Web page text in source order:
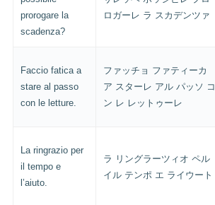
prorogare la
scadenza?
ロガーレ ラ スカデンツァ
Faccio fatica a
stare al passo
con le letture.
ファッチョ ファティーカ
ア スターレ アル パッソ コ
ン レ レットゥーレ
La ringrazio per
il tempo e
l’aiuto.
ラ リングラーツィオ ペル
イル テンポ エ ライウート